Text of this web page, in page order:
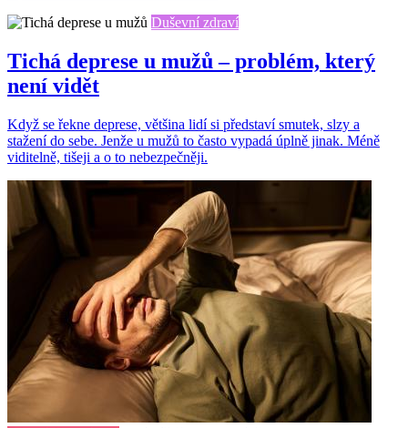
Duševní zdraví
Tichá deprese u mužů – problém, který
není vidět
Když se řekne deprese, většina lidí si představí smutek, slzy a
stažení do sebe. Jenže u mužů to často vypadá úplně jinak. Méně
viditelně, tišeji a o to nebezpečněji.